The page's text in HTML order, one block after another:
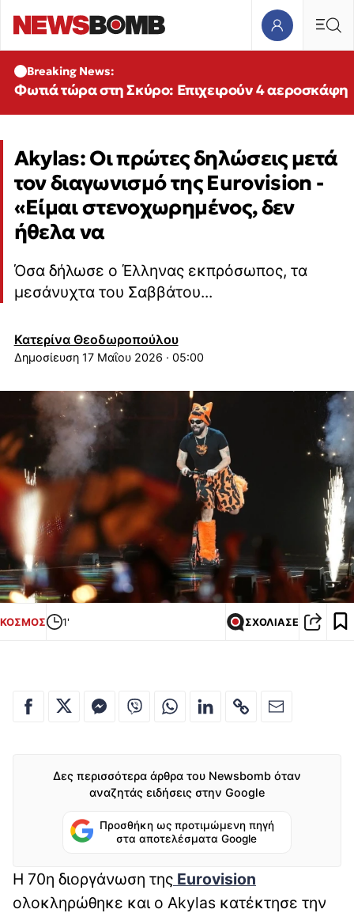
Breaking News:
Φωτιά τώρα στη Σκύρο: Επιχειρούν 4 αεροσκάφη
Akylas: Οι πρώτες δηλώσεις μετά
τον διαγωνισμό της Eurovision -
«Είμαι στενοχωρημένος, δεν
ήθελα να
Όσα δήλωσε ο Έλληνας εκπρόσωπος, τα
μεσάνυχτα του Σαββάτου...
Κατερίνα Θεοδωροπούλου
17 Μαΐου 2026 · 05:00
ΚΟΣΜΟΣ 1' ΣΧΟΛΙΑΣΕ
Δες περισσότερα άρθρα του Newsbomb όταν
αναζητάς ειδήσεις στην Google
Προσθήκη ως προτιμώμενη πηγή
στα αποτελέσματα Google
Η 70η διοργάνωση της Eurovision
ολοκληρώθηκε και ο Akylas κατέκτησε την